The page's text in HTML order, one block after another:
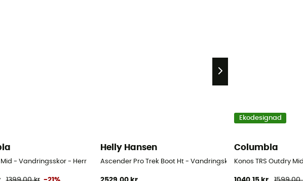
- Vandringsskor - Herr
Helly Hansen
Ascender Pro Trek Boot Ht - Vandringskängor - Herr
Ekodesignad
Columbia
Konos TRS Outdry